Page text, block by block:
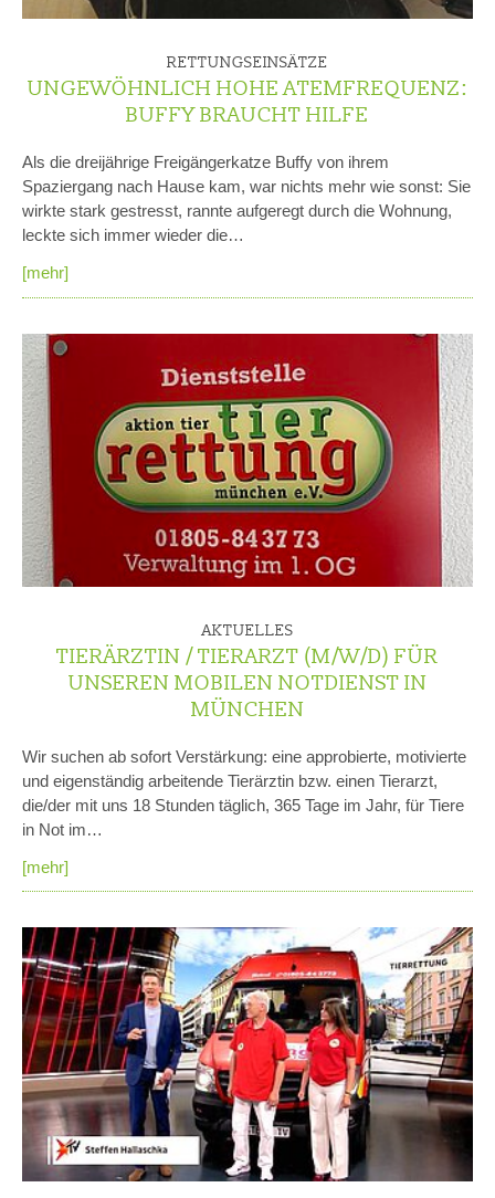
RETTUNGSEINSÄTZE
UNGEWÖHNLICH HOHE ATEMFREQUENZ:
BUFFY BRAUCHT HILFE
Als die dreijährige Freigängerkatze Buffy von ihrem
Spaziergang nach Hause kam, war nichts mehr wie sonst: Sie
wirkte stark gestresst, rannte aufgeregt durch die Wohnung,
leckte sich immer wieder die…
[mehr]
AKTUELLES
TIERÄRZTIN / TIERARZT (M/W/D) FÜR
UNSEREN MOBILEN NOTDIENST IN
MÜNCHEN
Wir suchen ab sofort Verstärkung: eine approbierte, motivierte
und eigenständig arbeitende Tierärztin bzw. einen Tierarzt,
die/der mit uns 18 Stunden täglich, 365 Tage im Jahr, für Tiere
in Not im…
[mehr]